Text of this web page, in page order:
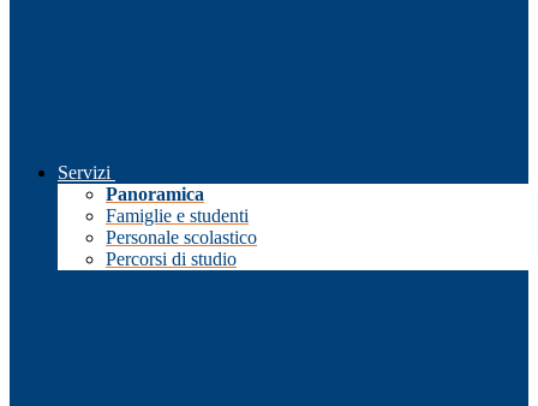
Servizi
Panoramica
Famiglie e studenti
Personale scolastico
Percorsi di studio